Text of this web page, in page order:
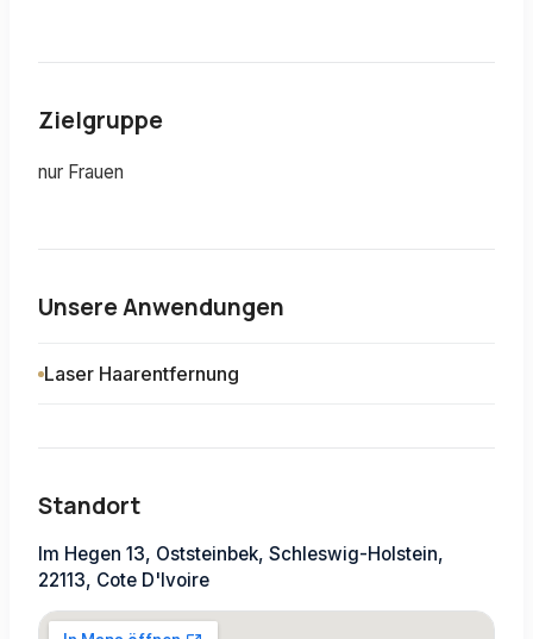
Zielgruppe
nur Frauen
Unsere Anwendungen
Laser Haarentfernung
Standort
Im Hegen 13, Oststeinbek, Schleswig-Holstein,
22113, Cote D'Ivoire